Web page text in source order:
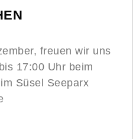
freuen wir uns
17:00 Uhr beim
Süsel Seeparx